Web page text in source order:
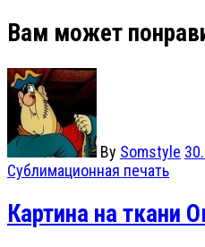
Вам может
By Somstyle
Сублимационная печать
Картина на ткани